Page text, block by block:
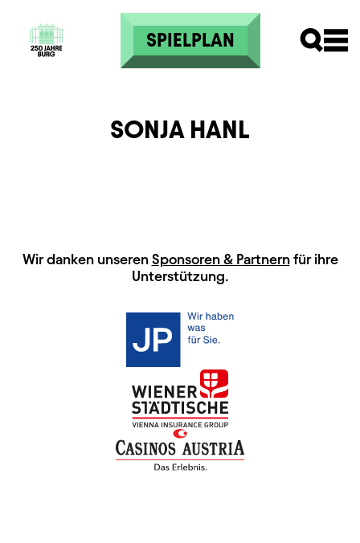
Direkt zum Inhalt
SPIELPLAN
SONJA HANL
HAUPTSPONSOREN
Wir danken unseren Sponsoren & Partnernfür ihre
Unterstützung.